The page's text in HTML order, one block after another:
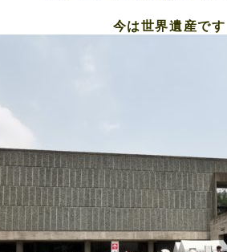
今は世界遺産です